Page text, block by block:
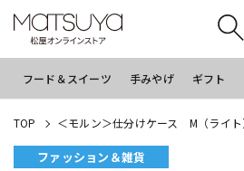
フード＆スイーツ 手みやげ ギフト
TOP ＜モルン＞仕分けケース M（ライト
ファッション＆雑貨